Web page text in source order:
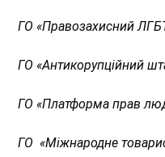
ГО «Правозахисний
ГО «Антикорупційний
ГО«Платформа прав
ГО«Міжнародне